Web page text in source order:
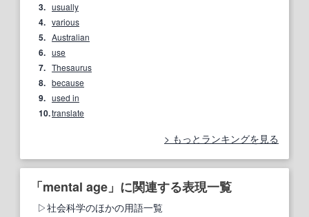
3. usually
4. various
5. Australian
6. use
7. Thesaurus
8. because
9. used in
10.translate
もっとランキングを見る
「mental age」に関連する表現一覧
社会科学のほかの用語一覧